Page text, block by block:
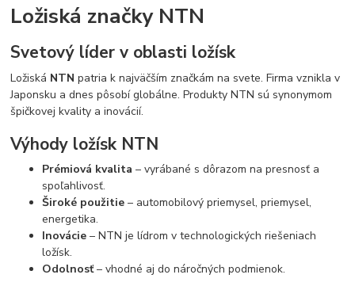
Ložiská značky NTN
Svetový líder v oblasti ložísk
Ložiská NTN patria k najväčším značkám na svete. Firma vznikla v
Japonsku a dnes pôsobí globálne. Produkty NTN sú synonymom
špičkovej kvality a inovácií.
Výhody ložísk NTN
Prémiová kvalita – vyrábané s dôrazom na presnosť a
spoľahlivosť.
Široké použitie – automobilový priemysel, priemysel,
energetika.
Inovácie – NTN je lídrom v technologických riešeniach
ložísk.
Odolnosť– vhodné aj do náročných podmienok.